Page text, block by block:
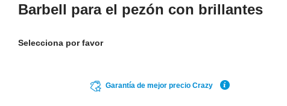
Barbell para el pezón con brillantes
Selecciona por favor
Garantía de mejor precio Crazy